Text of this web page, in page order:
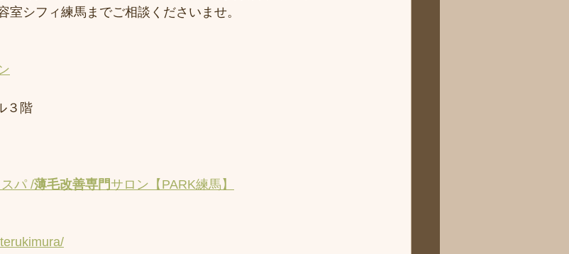
室シフィ練馬までご相談くださいませ。
３階
パ /薄毛改善専門 サロン【PARK練馬】